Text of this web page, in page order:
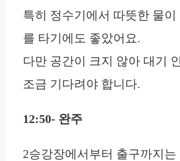
특히 정수기에서 따뜻한 물이
를 타기에도 좋았어요.
다만 공간이 크지 않아 대기
조금 기다려야 합니다.
12:50- 완주
2승강장에서부터 출구까지는